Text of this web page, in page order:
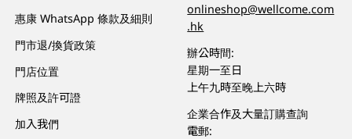
惠康 WhatsApp 條款及細則
門市退/換貨政策
門店位置
牌照及許可證
加入我們
onlineshop@wellcome.com
.hk
辦公時間:
星期一至日
上午九時至晚上六時
企業合作及大量訂購查詢
電郵: